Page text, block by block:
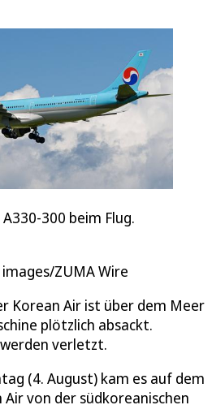
300 beim Flug.
ZUMA Wire
Korean Air ist über dem Meer
plötzlich absackt.
verletzt.
(4. August) kam es auf dem
Air von der südkoreanischen